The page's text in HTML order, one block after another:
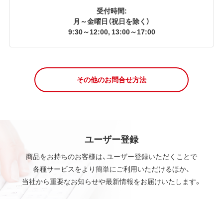
受付時間:
月～金曜日（祝日を除く）
9:30～12:00, 13:00～17:00
その他のお問合せ方法
ユーザー登録
商品をお持ちのお客様は、ユーザー登録いただくことで
各種サービスをより簡単にご利用いただけるほか、
当社から重要なお知らせや最新情報をお届けいたします。